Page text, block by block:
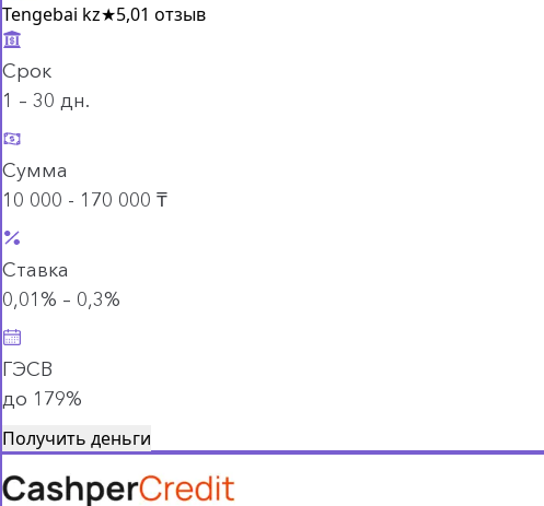
Tengebai kz★5,01 отзыв
Срок
1 – 30 дн.
Сумма
10 000 - 170 000 ₸
Ставка
0,01% – 0,3%
ГЭСВ
до 179%
Получить деньги